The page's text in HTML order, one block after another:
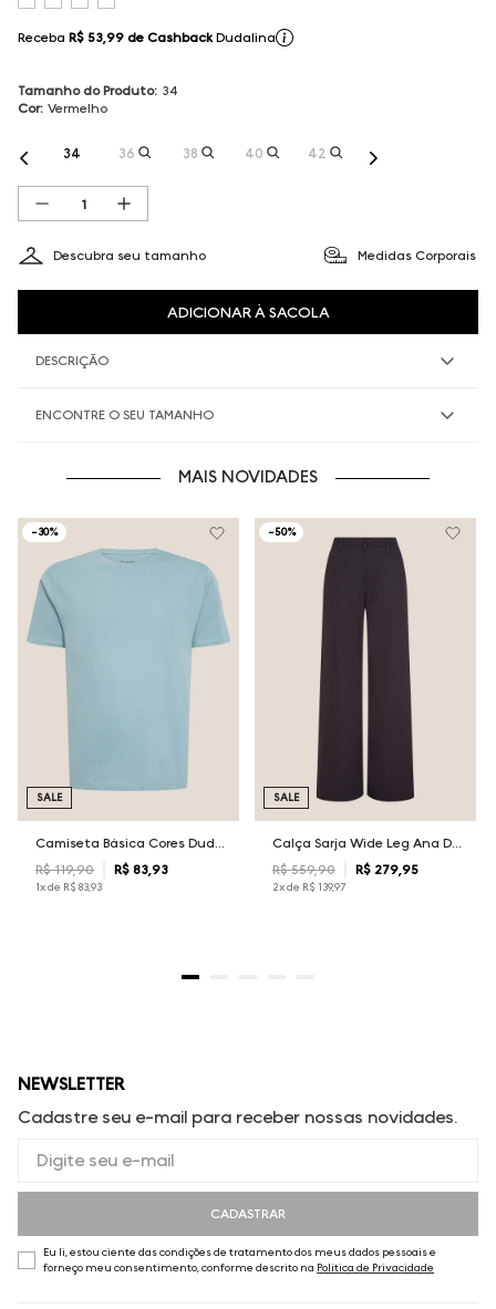
Receba R$ 53,99 de Cashback Dudalina
Tamanho do Produto: 34
Cor: Vermelho
34 36 38 40 42
Descubra seu tamanho Medidas Corporais
ADICIONAR À SACOLA
DESCRIÇÃO
ENCONTRE O SEU TAMANHO
MAIS NOVIDADES
-30%
R$ 119,90 R$ 83, 93
1x de R$ 83,93
SALE
-50%
Calça Sarja Wide Leg Ana Dudalina Feminina
R$ 559,90 R$ 279, 95
2x de R$ 139,97
SALE
NEWSLETTER
Cadastre seu e-mail para receber nossas novidades.
CADASTRAR
Eu li, estou ciente das condições de tratamento dos meus dados pessoais e
forneço meu consentimento, conforme descrito na Política de Privacidade